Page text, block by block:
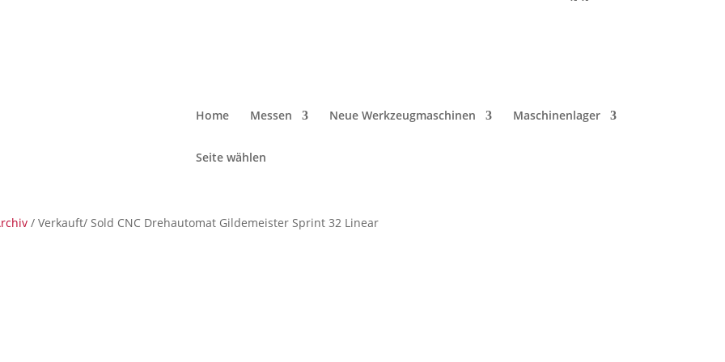
Home Messen Neue Werkzeugmaschinen Maschinenlager
Seite wählen
/ Verkauft/ Sold CNC Drehautomat Gildemeister Sprint 32 Linear